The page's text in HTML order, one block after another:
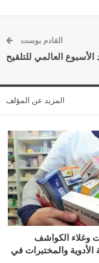
القادم بوست
الأسبوع العالمي للتلقيح
المزيد عن المؤلف
وغلاء الكواشف
الأدوية والمختبرات في
المحليات الصناعية.. ترفع